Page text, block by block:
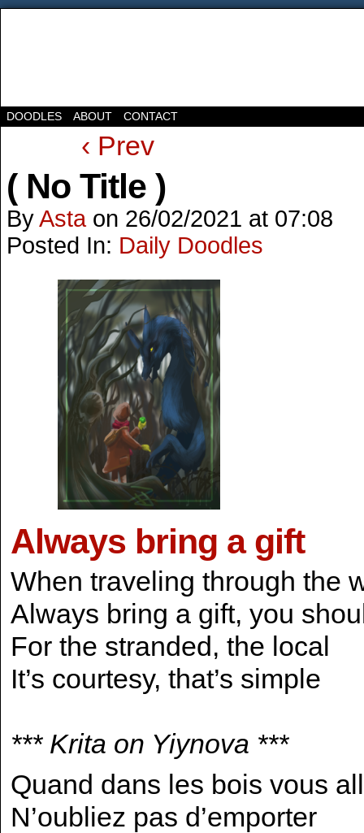
DOODLES ABOUT CONTACT
‹ Prev
( No Title )
ByAsta on 26/02/2021 at 07:08
Posted In: Daily Doodles
Always bring a gift
When traveling through the
Always bring a gift, you
For the stranded, the local
It’s courtesy, that’s simple
*** Krita on Yiynova ***
Quand dans les bois vous
N’oubliez pas d’emporter